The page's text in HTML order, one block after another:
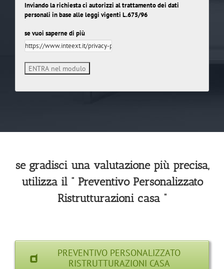
Inviando la richiesta ci autorizzi al trattamento dei dati
personali in base alle leggi vigenti L.675/96
se vuoi saperne di più
se gradisci una valutazione più precisa,
utilizza il ” Preventivo Personalizzato
Ristrutturazioni casa “
PREVENTIVO PERSONALIZZATO
RISTRUTTURAZIONI CASA